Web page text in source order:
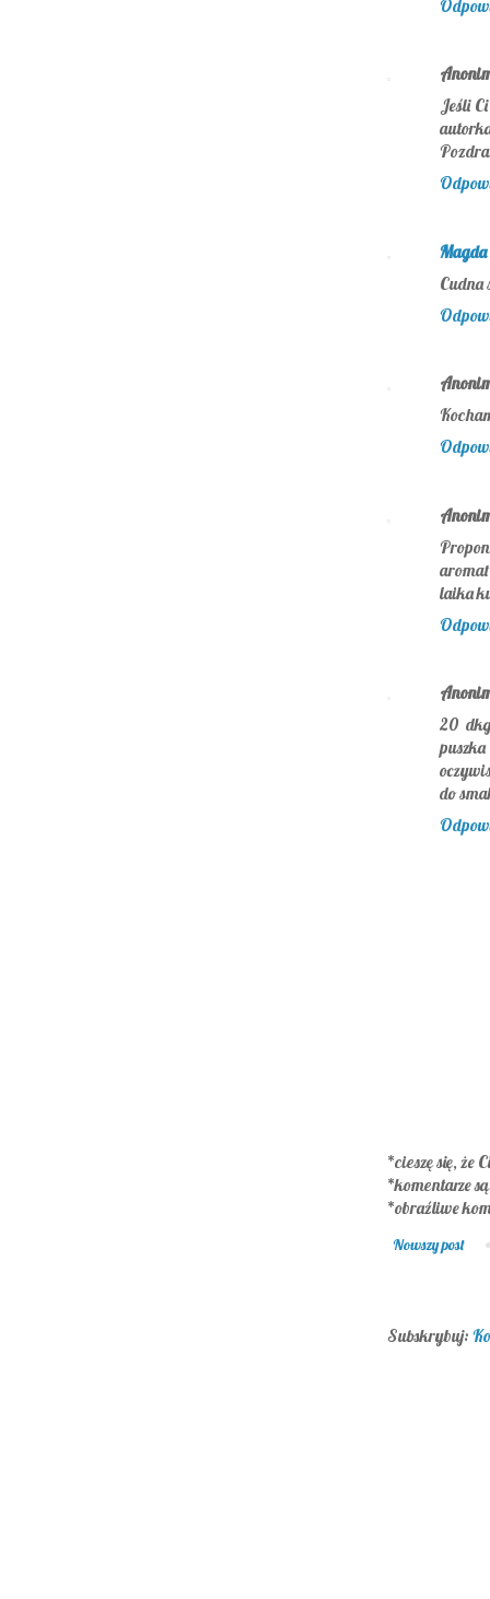
Jeśli
Magda
Cudna
laika
20
do
*cieszę się, że
*komentarze
*obraźliwe
Nowszy post
Subskrybuj: